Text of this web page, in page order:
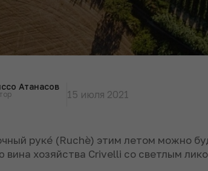
Атанасов
15 июля 2021
рукé (Ruchè) этим летом можно
вина хозяйства Crivelli со светлым